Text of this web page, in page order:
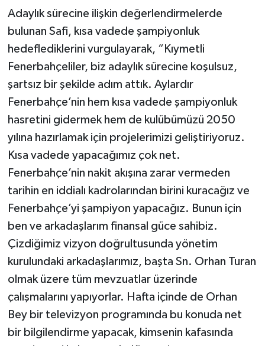
Adaylık sürecine ilişkin değerlendirmelerde
bulunan Safi, kısa vadede şampiyonluk
hedeflediklerini vurgulayarak, “Kıymetli
Fenerbahçeliler, biz adaylık sürecine koşulsuz,
şartsız bir şekilde adım attık. Aylardır
Fenerbahçe’nin hem kısa vadede şampiyonluk
hasretini gidermek hem de kulübümüzü 2050
yılına hazırlamak için projelerimizi geliştiriyoruz.
Kısa vadede yapacağımız çok net.
Fenerbahçe’nin nakit akışına zarar vermeden
tarihin en iddialı kadrolarından birini kuracağız ve
Fenerbahçe’yi şampiyon yapacağız. Bunun için
ben ve arkadaşlarım finansal güce sahibiz.
Çizdiğimiz vizyon doğrultusunda yönetim
kurulundaki arkadaşlarımız, başta Sn. Orhan Turan
olmak üzere tüm mevzuatlar üzerinde
çalışmalarını yapıyorlar. Hafta içinde de Orhan
Bey bir televizyon programında bu konuda net
bir bilgilendirme yapacak, kimsenin kafasında